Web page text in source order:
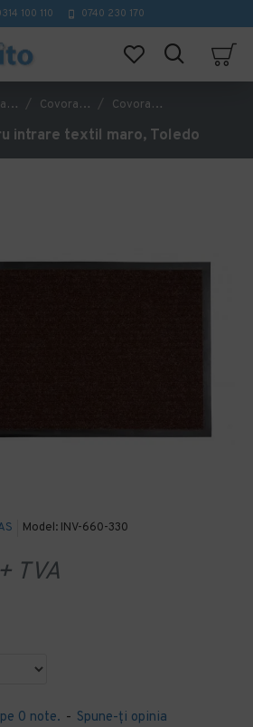
100 110 0740 230 170
Covorase de interior profesionale Covoras pentru intrare textil maro, Toledo
intrare textil maro, Toledo
Model: INV-660-330
0 note. - Spune-ţi opinia
+ TVA